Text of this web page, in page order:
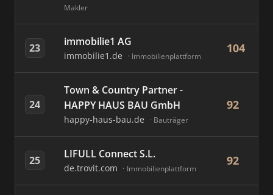
Makler
23 immobilie1 AG
immobilie1.de Immobilienplattform
104
24
Town & Country Partner -
HAPPY HAUS BAU GmbH
happy-haus-bau.de Bauträger
92
25 LIFULL Connect S.L.
de.trovit.com Immobilienplattform
92